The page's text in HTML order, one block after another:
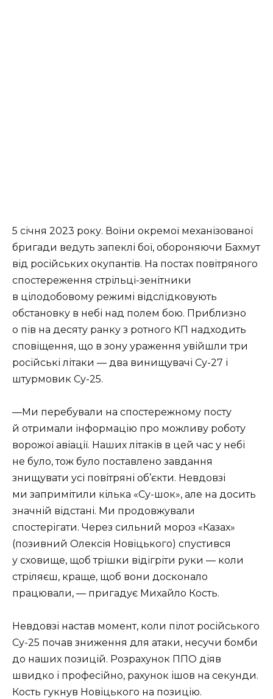
5 січня 2023 року. Воїни окремої механізованої
бригади ведуть запеклі бої, обороняючи Бахмут
від російських окупантів. На постах повітряного
спостереження стрільці-зенітники
в цілодобовому режимі відслідковують
обстановку в небі над полем бою. Приблизно
о пів на десяту ранку з ротного КП надходить
сповіщення, що в зону ураження увійшли три
російські літаки — два винищувачі Су-27 і
штурмовик Су-25.
—Ми перебували на спостережному посту
й отримали інформацію про можливу роботу
ворожої авіації. Наших літаків в цей час у небі
не було, тож було поставлено завдання
знищувати усі повітряні об’єкти. Невдовзі
ми запримітили кілька «Су-шок», але на досить
значній відстані. Ми продовжували
спостерігати. Через сильний мороз «Казах»
(позивний Олексія Новіцького) спустився
у сховище, щоб трішки відігріти руки — коли
стріляєш, краще, щоб вони досконало
працювали, — пригадує Михайло Кость.
Невдовзі настав момент, коли пілот російського
Су-25 почав зниження для атаки, несучи бомби
до наших позицій. Розрахунок ППО діяв
швидко і професійно, рахунок ішов на секунди.
Кость гукнув Новіцького на позицію.